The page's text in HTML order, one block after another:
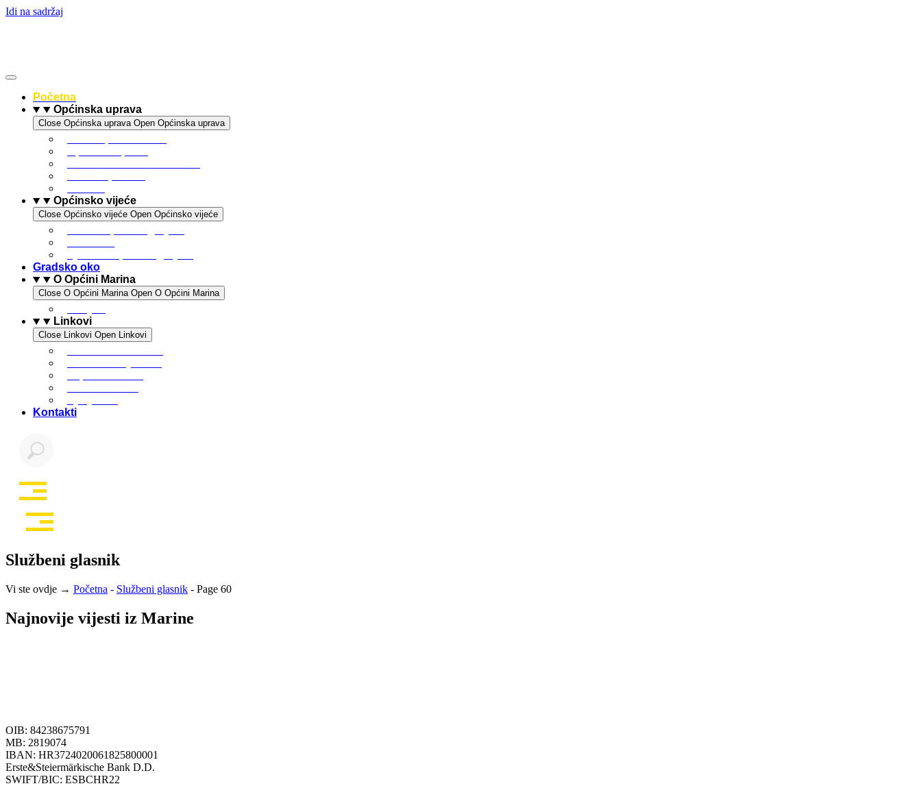
Idi na sadržaj
Početna
Općinska uprava
Close Općinska uprava Open Općinska uprava
Općinsko vijeće
Close Općinsko vijeće Open Općinsko vijeće
Gradsko oko
O Općini Marina
Close O Općini Marina Open O Općini Marina
Linkovi
Close Linkovi Open Linkovi
Kontakti
Službeni glasnik
Vi ste ovdje → Početna - Službeni glasnik - Page 60
Najnovije vijesti iz Marine
OIB: 84238675791
MB: 2819074
IBAN: HR3724020061825800001
Erste&Steiermärkische Bank D.D.
SWIFT/BIC: ESBCHR22